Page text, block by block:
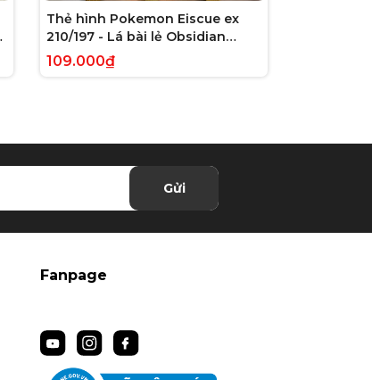
Thẻ hình Pokemon Eiscue ex
210/197 - Lá bài lẻ Obsidian
Flames Full Art Secret Rare
tiếng Anh chính hãng
109.000₫
Gửi
Fanpage